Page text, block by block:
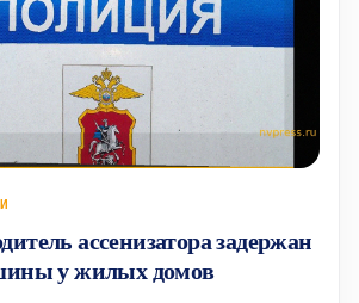
ассенизатора задержан
у жилых домов